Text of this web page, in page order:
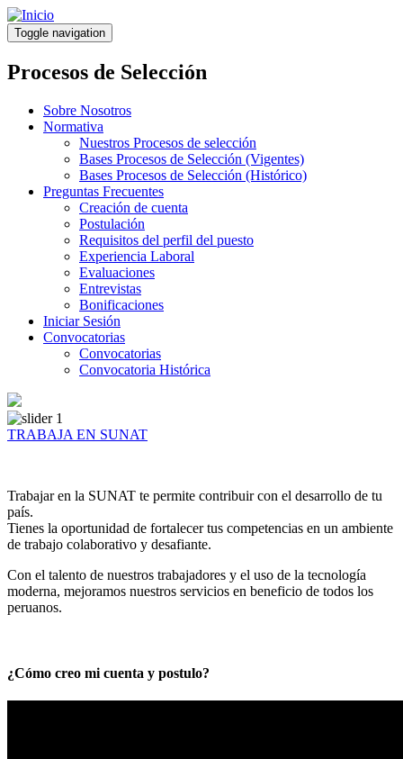
Pasar
al
contenido
principal
Toggle navigation
Procesos de Selección
Sobre Nosotros
Normativa
Nuestros Procesos de selección
Bases Procesos de Selección (Vigentes)
Bases Procesos de Selección (Histórico)
Preguntas Frecuentes
Creación de cuenta
Postulación
Requisitos del perfil del puesto
Experiencia Laboral
Evaluaciones
Entrevistas
Bonificaciones
Iniciar Sesión
Convocatorias
Convocatorias
Convocatoria Histórica
TRABAJA EN SUNAT
Trabajar en la SUNAT te permite contribuir con el desarrollo de tu
país.
Tienes la oportunidad de fortalecer tus competencias en un ambiente
de trabajo colaborativo y desafiante.
Con el talento de nuestros trabajadores y el uso de la tecnología
moderna, mejoramos nuestros servicios en beneficio de todos los
peruanos.
¿Cómo creo mi cuenta y postulo?